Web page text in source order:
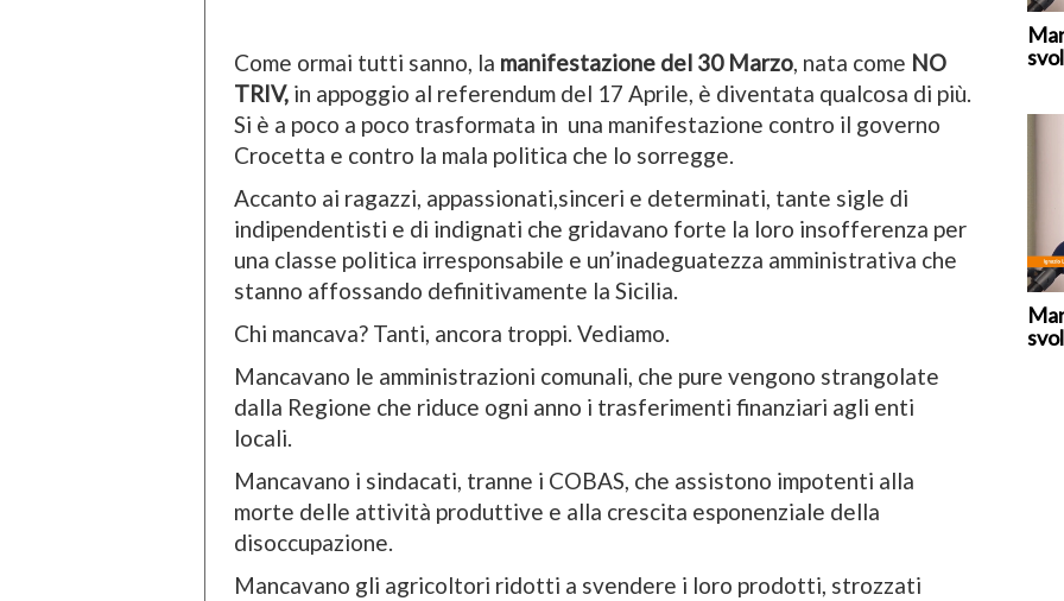
Come ormai tutti sanno, la manifestazione del 30 Marzo, nata come NO
TRIV, in appoggio al referendum del 17 Aprile, è diventata qualcosa di più.
Si è a poco a poco trasformata in una manifestazione contro il governo
Crocetta e contro la mala politica che lo sorregge.
Accanto ai ragazzi, appassionati,sinceri e determinati, tante sigle di
indipendentisti e di indignati che gridavano forte la loro insofferenza per
una classe politica irresponsabile e un’inadeguatezza amministrativa che
stanno affossando definitivamente la Sicilia.
Chi mancava? Tanti, ancora troppi. Vediamo.
Mancavano le amministrazioni comunali, che pure vengono strangolate
dalla Regione che riduce ogni anno i trasferimenti finanziari agli enti
locali.
Mancavano i sindacati, tranne i COBAS, che assistono impotenti alla
morte delle attività produttive e alla crescita esponenziale della
disoccupazione.
Mancavano gli agricoltori ridotti a svendere i loro prodotti, strozzati